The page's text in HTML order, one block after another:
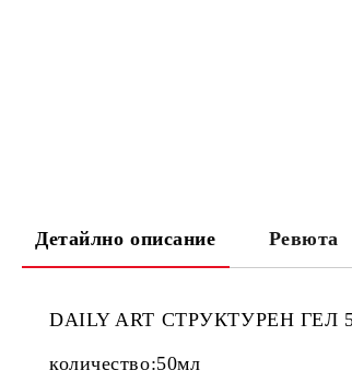
Детайлно описание Ревюта
DAILY ART СТРУКТУРЕН ГЕЛ
количество:50мл